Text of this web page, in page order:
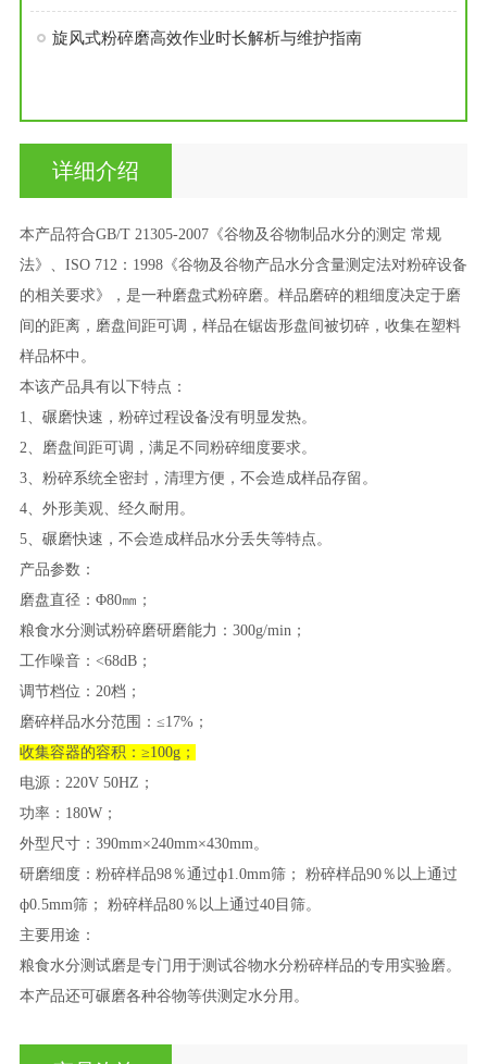
旋风式粉碎磨高效作业时长解析与维护指南
详细介绍
本产品符合GB/T 21305-2007《谷物及谷物制品水分的测定 常规
法》、 ISO 712 ： 1998《谷物及谷物产品水分含量测定法对粉碎设备
的相关要求》，是一种磨盘式粉碎磨。样品磨碎的粗细度决定于磨
间的距离，磨盘间距可调，样品在锯齿形盘间被切碎，收集在塑料
样品杯中。
本该产品具有以下特点：
1
、碾磨快速，粉碎过程设备没有明显发热。
2 、磨盘间距可调，满足不同粉碎细度要求。
3、粉碎系统全密封，清理方便，不会造成样品存留。
4、外形美观、经久耐用。
5、碾磨快速，不会造成样品水分丢失等特点。
产品参数：
磨盘直径： Φ80㎜；
粮食水分测试粉碎磨研磨能力： 300g/min ；
工作噪音： <68dB；
调节档位： 20档；
磨碎样品水分范围： ≤17%；
收集容器的容积： ≥100g；
电源： 220V 50HZ ；
功率： 180W；
外型尺寸： 390mm×240mm×430mm 。
研磨细度：粉碎样品98％通过ф1.0mm筛； 粉碎样品90％以上通过
ф0.5mm筛； 粉碎样品80％以上通过40目筛。
主要用途：
粮食水分测试磨是专门用于测试谷物水分粉碎样品的专用实验磨。
本产品还可碾磨各种谷物等供测定水分用。